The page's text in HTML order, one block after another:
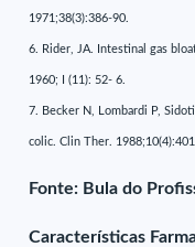
1971;38(3):386-90.
6. Rider, JA. Intestinal gas
1960; I (11): 52- 6.
7. Becker N, Lombardi P,
colic. Clin Ther.
Fonte: Bula do
Características